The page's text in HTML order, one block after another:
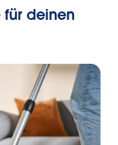
für deinen